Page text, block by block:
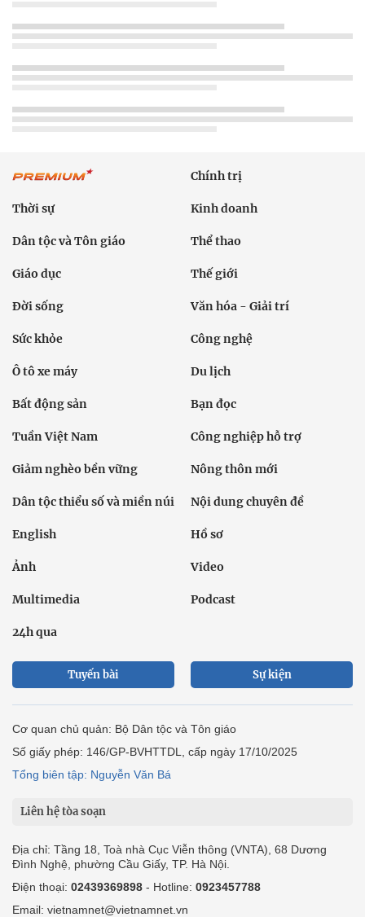
Chính trị
Thời sự Kinh doanh
Dân tộc và Tôn giáo Thể thao
Giáo dục Thế giới
Đời sống Văn hóa - Giải trí
Sức khỏe Công nghệ
Ô tô xe máy Du lịch
Bất động sản Bạn đọc
Tuần Việt Nam Công nghiệp hỗ trợ
Giảm nghèo bền vững Nông thôn mới
Dân tộc thiểu số và miền núi Nội dung chuyên đề
English Hồ sơ
Ảnh Video
Multimedia Podcast
24h qua
Tuyến bài Sự kiện
Cơ quan chủ quản: Bộ Dân tộc và Tôn giáo
Số giấy phép: 146/GP-BVHTTDL, cấp ngày 17/10/2025
Tổng biên tập: Nguyễn Văn Bá
Liên hệ tòa soạn
Địa chỉ: Tầng 18, Toà nhà Cục Viễn thông (VNTA), 68 Dương
Đình Nghệ, phường Cầu Giấy, TP. Hà Nội.
Điện thoại: 02439369898 - Hotline: 0923457788
Email: vietnamnet@vietnamnet.vn